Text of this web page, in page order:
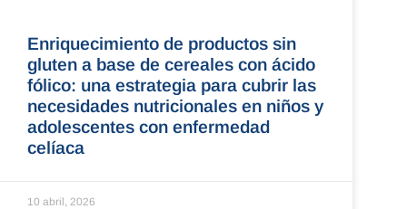
Enriquecimiento de productos sin
gluten a base de cereales con ácido
fólico: una estrategia para cubrir las
necesidades nutricionales en niños y
adolescentes con enfermedad
celíaca
10 abril, 2026